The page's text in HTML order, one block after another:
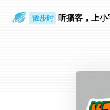
散步时 听播客，上小